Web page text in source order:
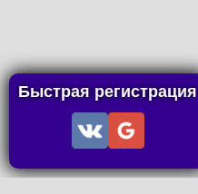
Быстрая регистрация